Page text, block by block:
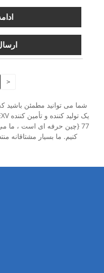
>
77 {چین حرفه ای است ، ما
کنیم. ما بسیار مشتاقانه